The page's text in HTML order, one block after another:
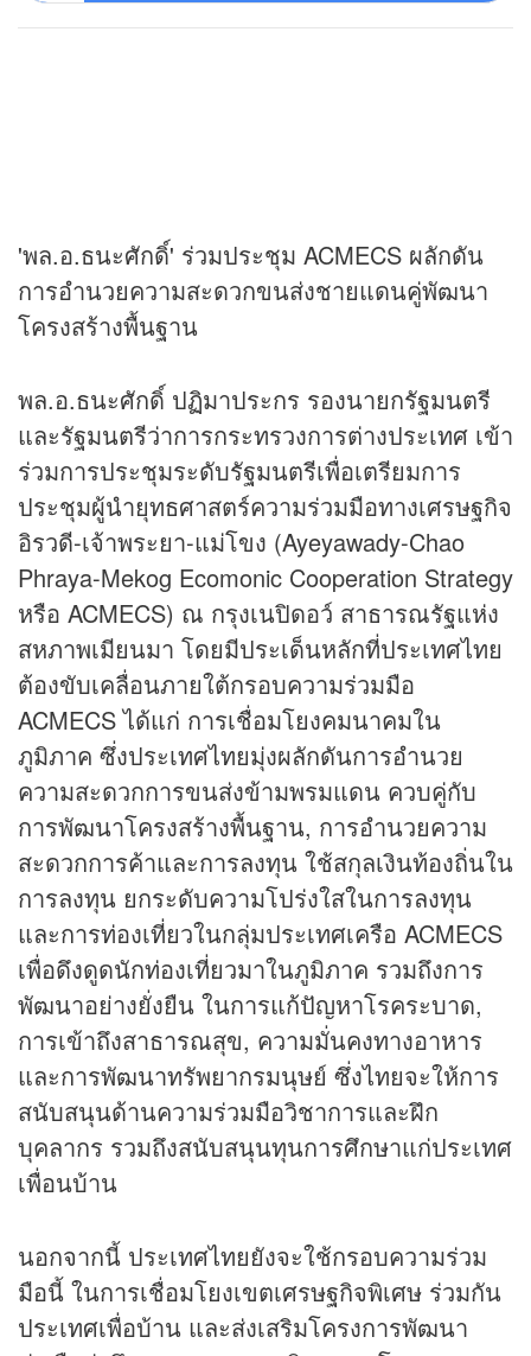
'พล.อ.ธนะศักดิ์' ร่วมประชุม ACMECS ผลักดัน
การอำนวยความสะดวกขนส่งชายแดนคู่พัฒนา
โครงสร้างพื้นฐาน
พล.อ.ธนะศักดิ์ ปฏิมาประกร รองนายกรัฐมนตรี
และรัฐมนตรีว่าการกระทรวงการต่างประเทศ เข้า
ร่วมการประชุมระดับรัฐมนตรีเพื่อเตรียมการ
ประชุมผู้นำยุทธศาสตร์ความร่วมมือทางเศรษฐกิจ
อิรวดี-เจ้าพระยา-แม่โขง (Ayeyawady-Chao
Phraya-Mekog Ecomonic Cooperation Strategy
หรือ ACMECS) ณ กรุงเนปิดอว์ สาธารณรัฐแห่ง
สหภาพเมียนมา โดยมีประเด็นหลักที่ประเทศไทย
ต้องขับเคลื่อนภายใต้กรอบความร่วมมือ
ACMECS ได้แก่ การเชื่อมโยงคมนาคมใน
ภูมิภาค ซึ่งประเทศไทยมุ่งผลักดันการอำนวย
ความสะดวกการขนส่งข้ามพรมแดน ควบคู่กับ
การพัฒนาโครงสร้างพื้นฐาน, การอำนวยความ
สะดวกการค้าและการลงทุน ใช้สกุลเงินท้องถิ่นใน
การลงทุน ยกระดับความโปร่งใสในการลงทุน
และการท่องเที่ยวในกลุ่มประเทศเครือ ACMECS
เพื่อดึงดูดนักท่องเที่ยวมาในภูมิภาค รวมถึงการ
พัฒนาอย่างยั่งยืน ในการแก้ปัญหาโรคระบาด,
การเข้าถึงสาธารณสุข, ความมั่นคงทางอาหาร
และการพัฒนาทรัพยากรมนุษย์ ซึ่งไทยจะให้การ
สนับสนุนด้านความร่วมมือวิชาการและฝึก
บุคลากร รวมถึงสนับสนุนทุนการศึกษาแก่ประเทศ
เพื่อนบ้าน
นอกจากนี้ ประเทศไทยยังจะใช้กรอบความร่วม
มือนี้ ในการเชื่อมโยงเขตเศรษฐกิจพิเศษ ร่วมกัน
ประเทศเพื่อบ้าน และส่งเสริมโครงการพัฒนา